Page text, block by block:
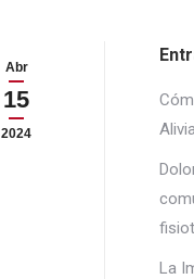
Abr
15
2024
La